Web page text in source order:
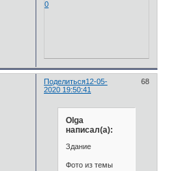
0
Поделиться 68
12-05-
2020 19:50:41
Olga
написал(а):
Здание
Фото из темы